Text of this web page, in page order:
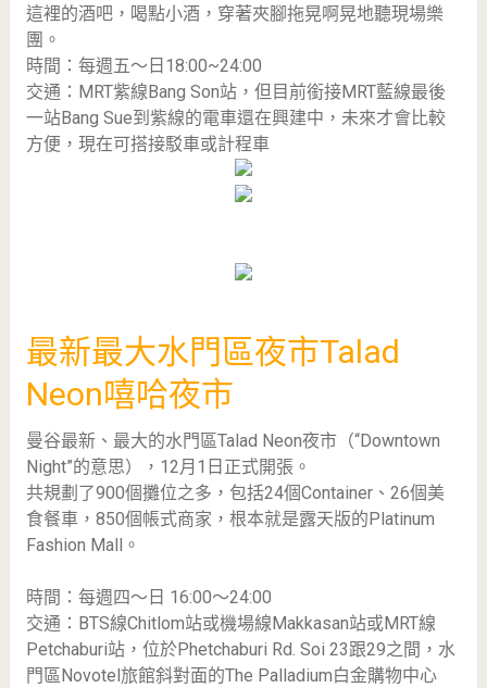
這裡的酒吧，喝點小酒，穿著夾腳拖晃啊晃地聽現場樂
團。
時間：每週五～日18:00~24:00
交通：MRT紫線Bang Son站，但目前銜接MRT藍線最後
一站Bang Sue到紫線的電車還在興建中，未來才會比較
方便，現在可搭接駁車或計程車
最新最大水門區夜市Talad
Neon嘻哈夜市
曼谷最新、最大的水門區Talad Neon夜市（“Downtown
Night”的意思），12月1日正式開張。
共規劃了900個攤位之多，包括24個Container、26個美
食餐車，850個帳式商家，根本就是露天版的Platinum
Fashion Mall。
時間：每週四～日 16:00～24:00
交通：BTS線Chitlom站或機場線Makkasan站或MRT線
Petchaburi站，位於Phetchaburi Rd. Soi 23跟29之間，水
門區Novotel旅館斜對面的The Palladium白金購物中心